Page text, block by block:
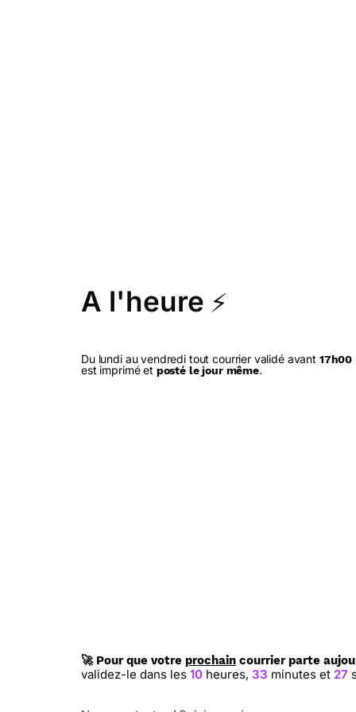
A l'heure ⚡
Du lundi au vendredi tout courrier validé avant 17h00
est imprimé et posté le jour même.
🚀 Pour que votre prochain courrier parte
validez-le dans les 10 heures, 33 minutes et 26